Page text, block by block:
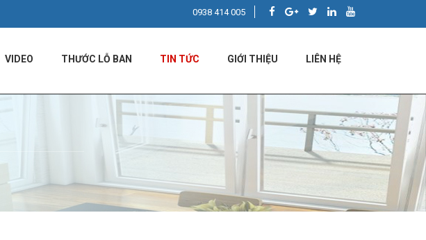
0938 414 005
VIDEO THƯỚC LỖ BAN TIN TỨC GIỚI THIỆU LIÊN HỆ